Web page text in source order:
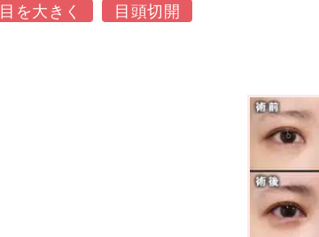
目を大きく 目頭切開